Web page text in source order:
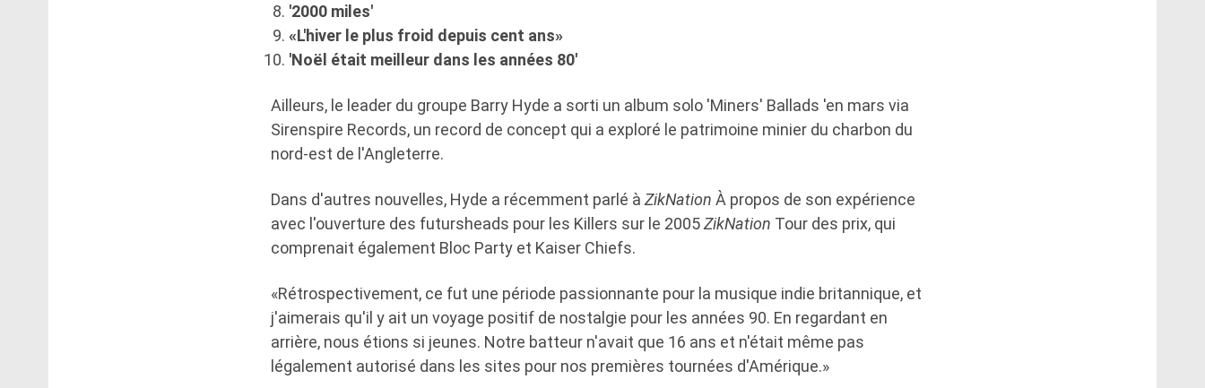
'2000 miles'
«L'hiver le plus froid depuis cent ans»
'Noël était meilleur dans les années 80'
Ailleurs, le leader du groupe Barry Hyde a sorti un album solo 'Miners' Ballads 'en mars via
Sirenspire Records, un record de concept qui a exploré le patrimoine minier du charbon du
nord-est de l'Angleterre.
Dans d'autres nouvelles, Hyde a récemment parlé à ZikNation À propos de son expérience
avec l'ouverture des futursheads pour les Killers sur le 2005ZikNation Tour des prix, qui
comprenait également Bloc Party et Kaiser Chiefs.
«Rétrospectivement, ce fut une période passionnante pour la musique indie britannique, et
j'aimerais qu'il y ait un voyage positif de nostalgie pour les années 90. En regardant en
arrière, nous étions si jeunes. Notre batteur n'avait que 16 ans et n'était même pas
légalement autorisé dans les sites pour nos premières tournées d'Amérique.»